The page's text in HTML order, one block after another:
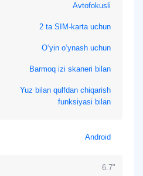
Avtofokusli
2 ta SIM-karta uchun
O‘yin o‘ynash uchun
Barmoq izi skaneri bilan
Yuz bilan qulfdan chiqarish
funksiyasi bilan
Android
6.7"